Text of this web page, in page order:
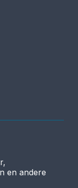
en andere